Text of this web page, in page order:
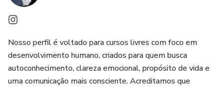
Nosso perfil é voltado para cursos livres com foco em
desenvolvimento humano, criados para quem busca
autoconhecimento, clareza emocional, propósito de vida e
uma comunicação mais consciente. Acreditamos que